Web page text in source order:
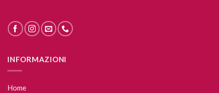
INFORMAZIONI
Home